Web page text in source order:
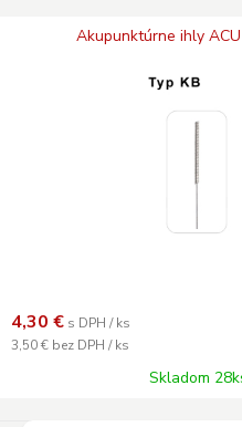
Akupunktúrne ihly
4,30 € s DPH / ks
3,50 € bez DPH / ks
Skladom